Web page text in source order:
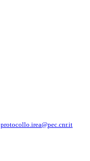
protocollo.irea@pec.cnr.it